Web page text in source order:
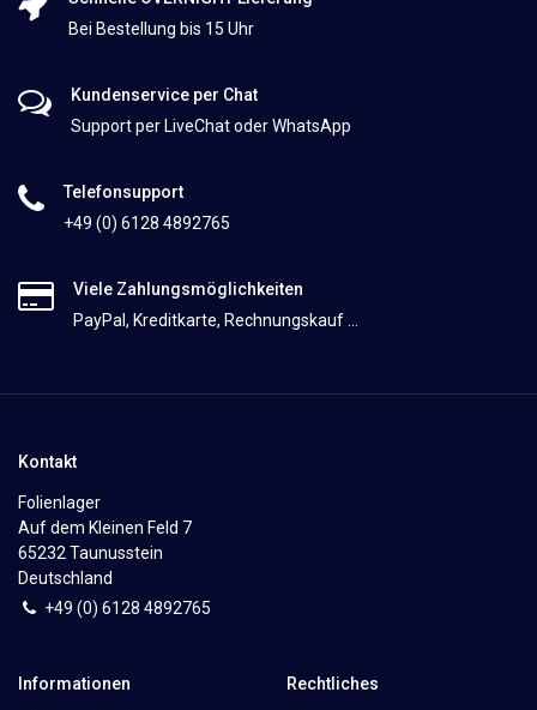
Bei Bestellung bis 15 Uhr
Kundenservice per Chat
Support per LiveChat oder WhatsApp
Telefonsupport
+49 (0) 6128 4892765
Viele Zahlungsmöglichkeiten
PayPal, Kreditkarte, Rechnungskauf ...
Kontakt
Folienlager
Auf dem Kleinen Feld 7
65232 Taunusstein
Deutschland
+49 (0) 6128 4892765
Informationen Rechtliches